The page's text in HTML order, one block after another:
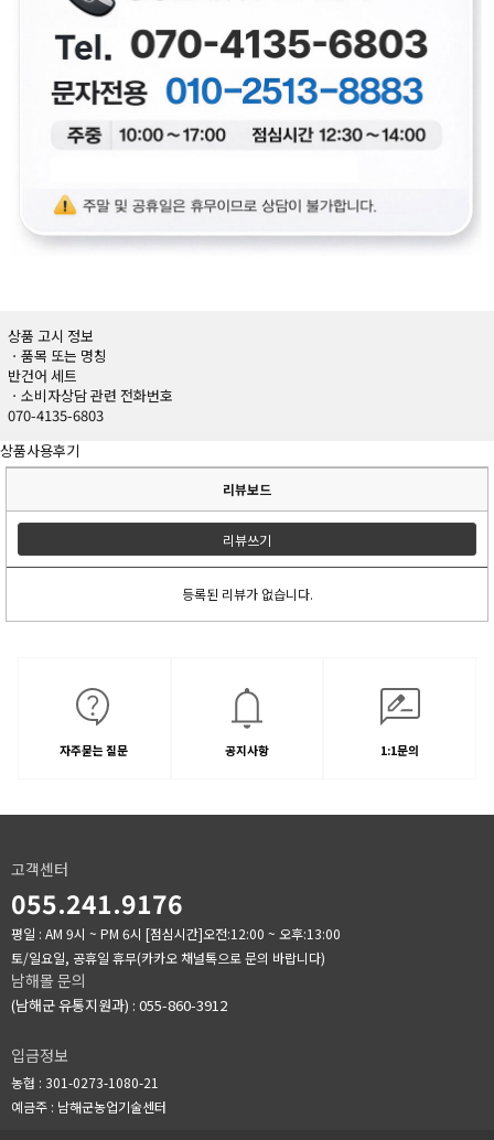
상품 고시 정보
ㆍ품목 또는 명칭
반건어 세트
ㆍ소비자상담 관련 전화번호
070-4135-6803
상품사용후기
리뷰보드
리뷰쓰기
등록된 리뷰가 없습니다.
자주묻는 질문 공지사항 1:1문의
고객센터
055.241.9176
평일 : AM 9시 ~ PM 6시 [점심시간]오전:12:00 ~ 오후:13:00
토/일요일, 공휴일 휴무(카카오 채널톡으로 문의 바랍니다)
남해몰 문의
(남해군 유통지원과) : 055-860-3912
입금정보
농협 : 301-0273-1080-21
예금주 : 남해군농업기술센터